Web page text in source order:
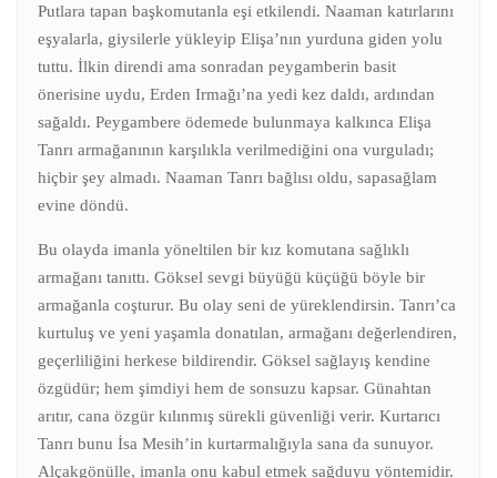
Putlara tapan başkomutanla eşi etkilendi. Naaman katırlarını
eşyalarla, giysilerle yükleyip Elişa’nın yurduna giden yolu
tuttu. İlkin direndi ama sonradan peygamberin basit
önerisine uydu, Erden Irmağı’na yedi kez daldı, ardından
sağaldı. Peygambere ödemede bulunmaya kalkınca Elişa
Tanrı armağanının karşılıkla verilmediğini ona vurguladı;
hiçbir şey almadı. Naaman Tanrı bağlısı oldu, sapasağlam
evine döndü.
Bu olayda imanla yöneltilen bir kız komutana sağlıklı
armağanı tanıttı. Göksel sevgi büyüğü küçüğü böyle bir
armağanla coşturur. Bu olay seni de yüreklendirsin. Tanrı’ca
kurtuluş ve yeni yaşamla donatılan, armağanı değerlendiren,
geçerliliğini herkese bildirendir. Göksel sağlayış kendine
özgüdür; hem şimdiyi hem de sonsuzu kapsar. Günahtan
arıtır, cana özgür kılınmış sürekli güvenliği verir. Kurtarıcı
Tanrı bunu İsa Mesih’in kurtarmalığıyla sana da sunuyor.
Alçakgönülle, imanla onu kabul etmek sağduyu yöntemidir.